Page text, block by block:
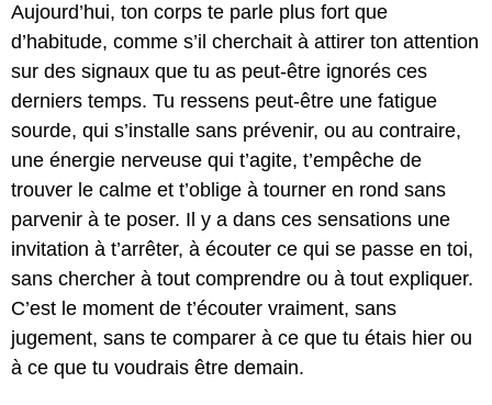
Aujourd’hui, ton corps te parle plus fort que
d’habitude, comme s’il cherchait à attirer ton attention
sur des signaux que tu as peut-être ignorés ces
derniers temps. Tu ressens peut-être une fatigue
sourde, qui s’installe sans prévenir, ou au contraire,
une énergie nerveuse qui t’agite, t’empêche de
trouver le calme et t’oblige à tourner en rond sans
parvenir à te poser. Il y a dans ces sensations une
invitation à t’arrêter, à écouter ce qui se passe en toi,
sans chercher à tout comprendre ou à tout expliquer.
C’est le moment de t’écouter vraiment, sans
jugement, sans te comparer à ce que tu étais hier ou
à ce que tu voudrais être demain.